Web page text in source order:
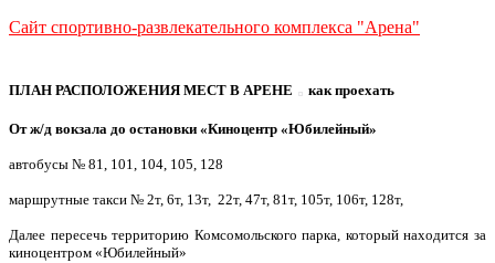
Сайт спортивно-развлекательного комплекса "Арена"
ПЛАН РАСПОЛОЖЕНИЯ МЕСТ В АРЕНЕ как проехать
От ж/д вокзала до остановки «Киноцентр «Юбилейный»
автобусы № 81, 101, 104, 105, 128
маршрутные такси № 2т, 6т, 13т, 22т, 47т, 81т, 105т, 106т, 128т,
Далее пересечь территорию Комсомольского парка, который находится за
киноцентром «Юбилейный»